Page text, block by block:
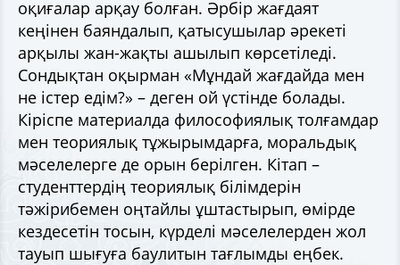
оқиғалар арқау болған. Әрбір жағдаят
кеңінен баяндалып, қатысушылар әрекеті
арқылы жан-жақты ашылып көрсетіледі.
Сондықтан оқырман «Мұндай жағдайда мен
не істер едім?» – деген ой үстінде болады.
Кіріспе материалда философиялық толғамдар
мен теориялық тұжырымдарға, моральдық
мәселелерге де орын берілген. Кітап –
студенттердің теориялық білімдерін
тәжірибемен оңтайлы ұштастырып, өмірде
кездесетін тосын, күрделі мәселелерден жол
тауып шығуға баулитын тағлымды еңбек.